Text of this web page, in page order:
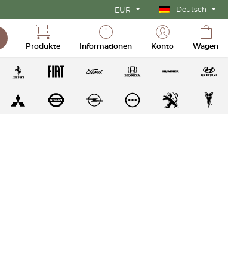
EUR Deutsch
Produkte Informationen Konto Wagen